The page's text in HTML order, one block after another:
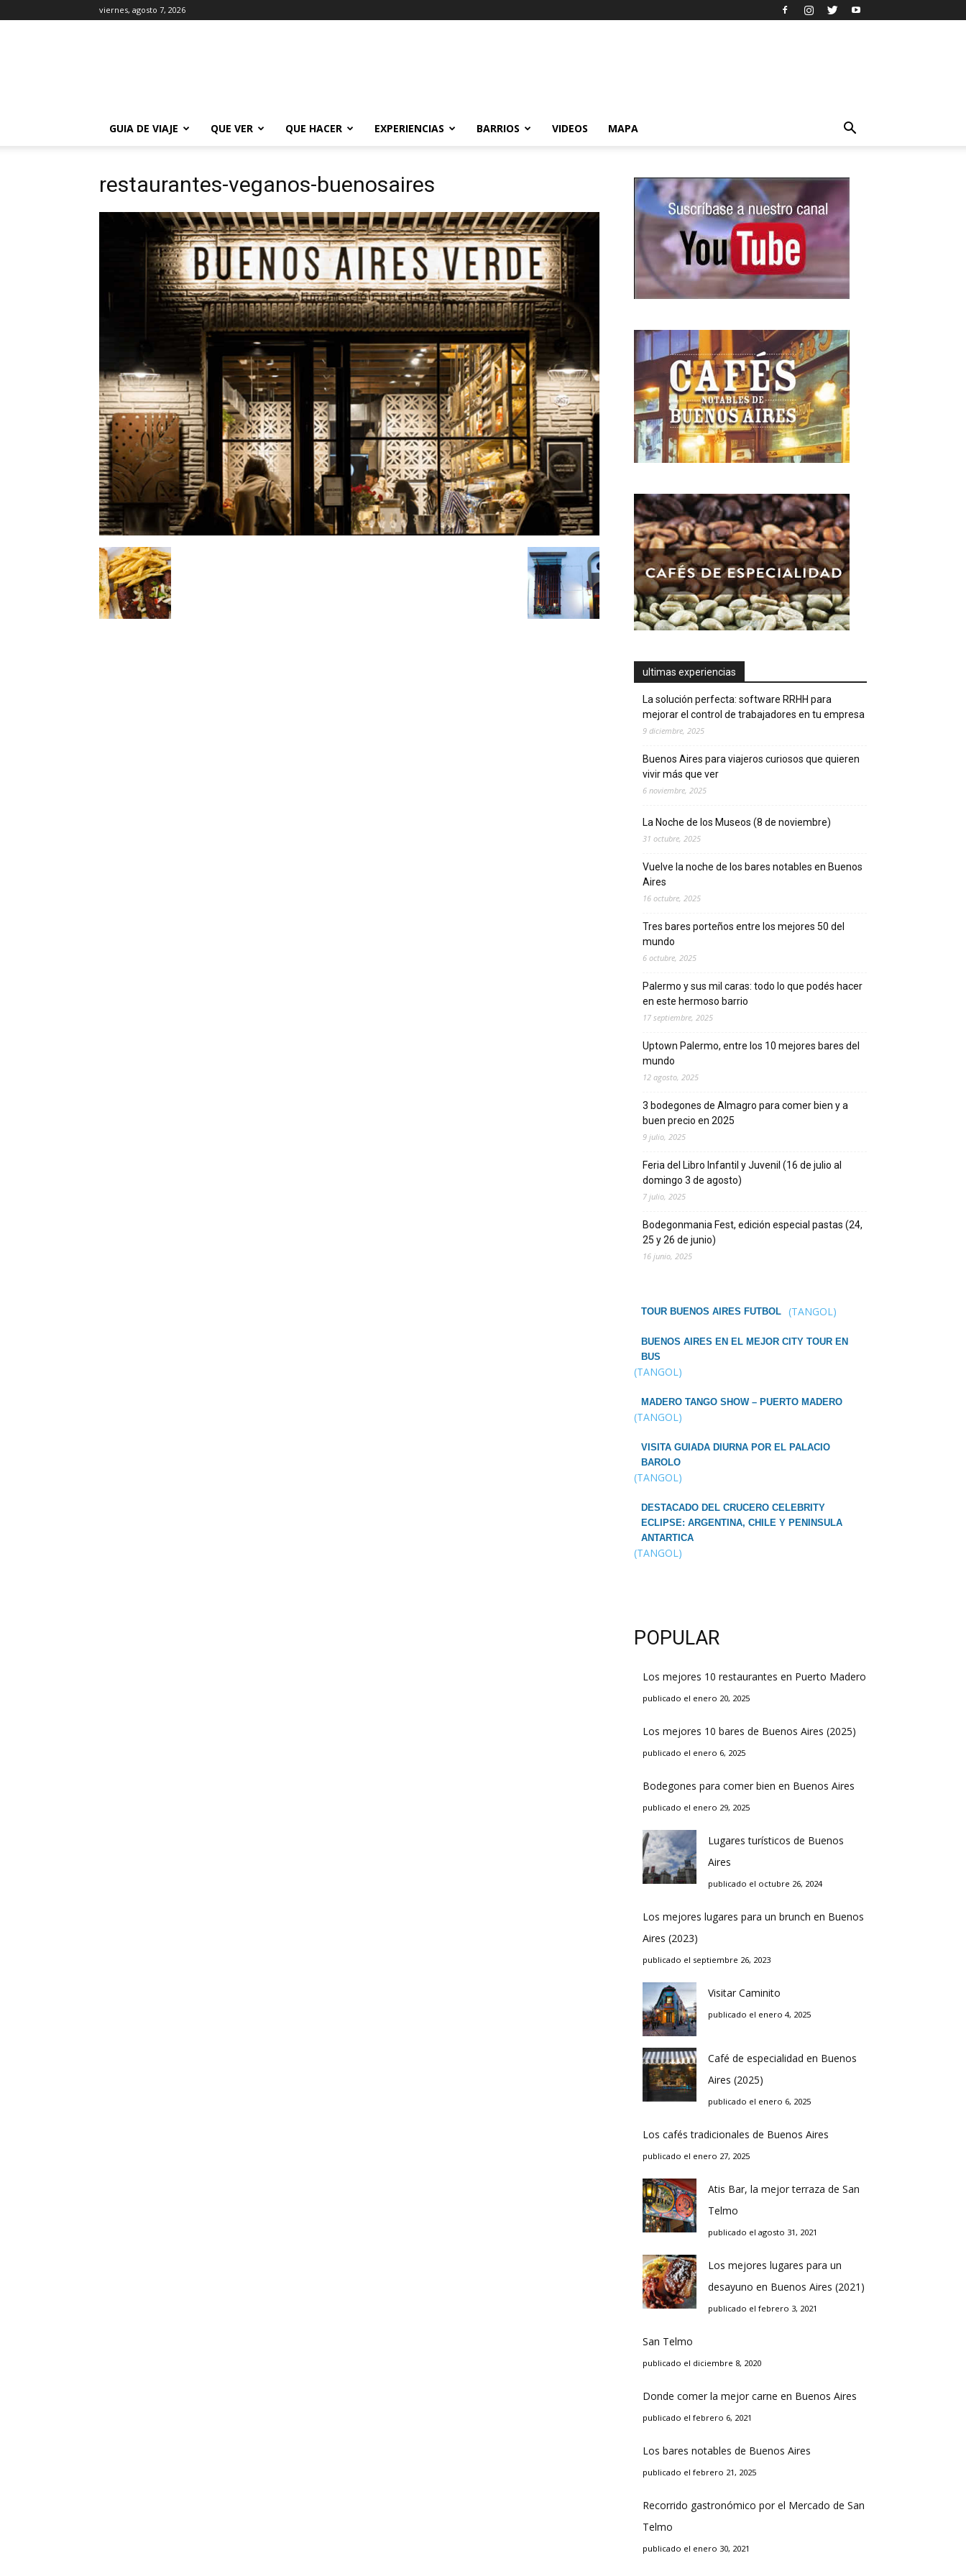
viernes, agosto 7, 2026
GUIA DE VIAJE
QUE VER QUE HACER EXPERIENCIAS BARRIOS VIDEOS MAPA
restaurantes-veganos-buenosaires
ultimas experiencias
La solución perfecta: software RRHH para
mejorar el control de trabajadores en tu empresa
9 diciembre, 2025
Buenos Aires para viajeros curiosos que quieren
vivir más que ver
6 noviembre, 2025
La Noche de los Museos (8 de noviembre)
31 octubre, 2025
Vuelve la noche de los bares notables en Buenos
Aires
16 octubre, 2025
Tres bares porteños entre los mejores 50 del
mundo
6 octubre, 2025
Palermo y sus mil caras: todo lo que podés hacer
en este hermoso barrio
17 septiembre, 2025
Uptown Palermo, entre los 10 mejores bares del
mundo
12 agosto, 2025
3 bodegones de Almagro para comer bien y a
buen precio en 2025
9 julio, 2025
Feria del Libro Infantil y Juvenil (16 de julio al
domingo 3 de agosto)
7 julio, 2025
Bodegonmania Fest, edición especial pastas (24,
25 y 26 de junio)
16 junio, 2025
TOUR BUENOS AIRES FUTBOL (TANGOL)
BUENOS AIRES EN EL MEJOR CITY TOUR EN
BUS
(TANGOL)
MADERO TANGO SHOW – PUERTO MADERO
(TANGOL)
VISITA GUIADA DIURNA POR EL PALACIO
BAROLO
(TANGOL)
DESTACADO DEL CRUCERO CELEBRITY
ECLIPSE: ARGENTINA, CHILE Y PENINSULA
ANTARTICA
(TANGOL)
POPULAR
Los mejores 10 restaurantes en Puerto Madero
publicado el enero 20, 2025
Los mejores 10 bares de Buenos Aires (2025)
publicado el enero 6, 2025
Bodegones para comer bien en Buenos Aires
publicado el enero 29, 2025
Lugares turísticos de Buenos
Aires
publicado el octubre 26, 2024
Los mejores lugares para un brunch en Buenos
Aires (2023)
publicado el septiembre 26, 2023
Visitar Caminito
publicado el enero 4, 2025
Café de especialidad en Buenos
Aires (2025)
publicado el enero 6, 2025
Los cafés tradicionales de Buenos Aires
publicado el enero 27, 2025
Atis Bar, la mejor terraza de San
Telmo
publicado el agosto 31, 2021
Los mejores lugares para un
desayuno en Buenos Aires (2021)
publicado el febrero 3, 2021
San Telmo
publicado el diciembre 8, 2020
Donde comer la mejor carne en Buenos Aires
publicado el febrero 6, 2021
Los bares notables de Buenos Aires
publicado el febrero 21, 2025
Recorrido gastronómico por el Mercado de San
Telmo
publicado el enero 30, 2021